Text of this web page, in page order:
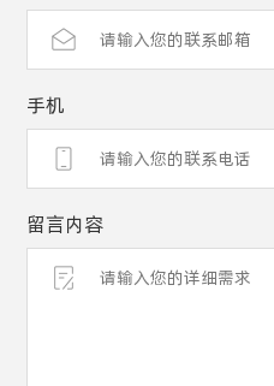
手机
留言内容